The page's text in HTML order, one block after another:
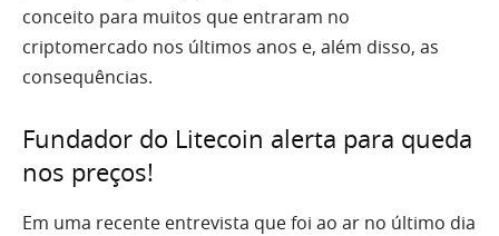
conceito para muitos que entraram no
criptomercado nos últimos anos e, além disso, as
consequências.
Fundador do Litecoin alerta para queda
nos preços!
Em uma recente entrevista que foi ao ar no último dia